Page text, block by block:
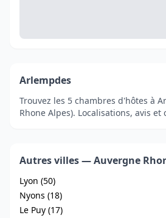
Arlempdes
Trouvez les 5 chambres d'hôtes à
Rhone Alpes). Localisations, avis et
Autres villes — Auvergne
Lyon (50)
Nyons (18)
Le Puy (17)